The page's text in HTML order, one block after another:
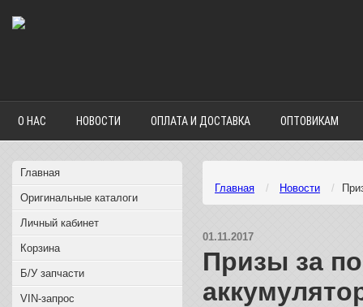
О НАС НОВОСТИ ОПЛАТА И ДОСТАВКА ОПТОВИКАМ
Главная
Оригинальные каталоги
Личный кабинет
Корзина
Б/У запчасти
VIN-запрос
Главная Новости
01.11.2017
Призы за